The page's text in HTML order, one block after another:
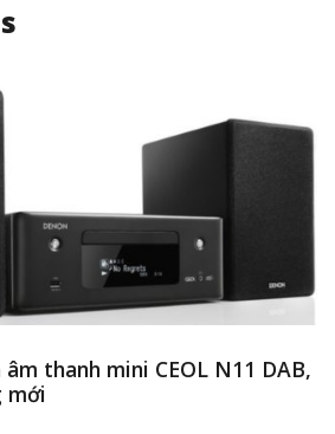
thanh mini CEOL N11 DAB,
mới